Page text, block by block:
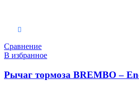
Сравнение
В избранное
Рычаг тормоза BREMBO –